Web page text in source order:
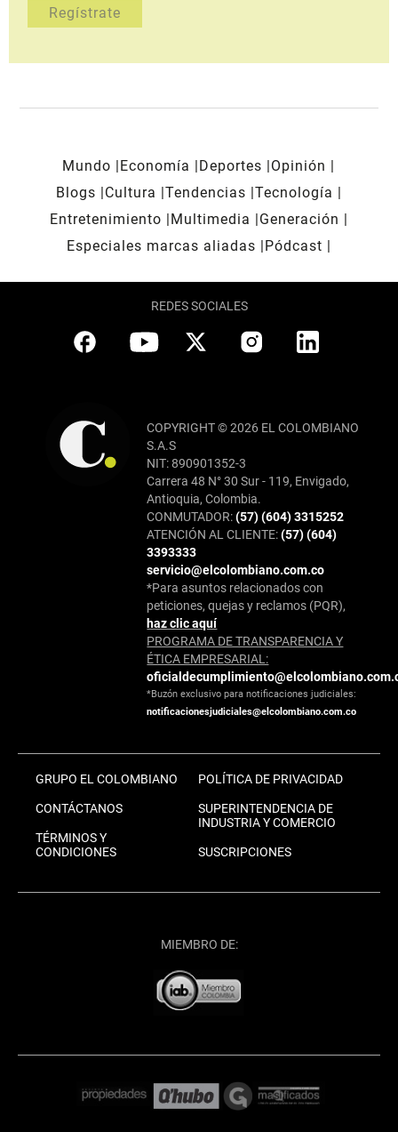
Mundo Economía Deportes
Opinión
Blogs
Cultura Tendencias Tecnología
Entretenimiento
Multimedia
Generación
Especiales marcas aliadas
Pódcast
REDES SOCIALES
COPYRIGHT © 2026 EL COLOMBIANO
S.A.S
NIT: 890901352-3
Carrera 48 N° 30 Sur - 119, Envigado,
Antioquia, Colombia.
CONMUTADOR:(57) (604) 3315252
ATENCIÓN AL CLIENTE:(57) (604)
3393333
servicio@elcolombiano.com.co
*Para asuntos relacionados con
peticiones, quejas y reclamos (PQR),
haz clic aquí
PROGRAMA DE TRANSPARENCIA Y
ÉTICA EMPRESARIAL:
*Buzón exclusivo para notificaciones judiciales:
notificacionesjudiciales@elcolombiano.com.co
GRUPO EL COLOMBIANO
CONTÁCTANOS
TÉRMINOS Y
CONDICIONES
POLÍTICA DE PRIVACIDAD
SUPERINTENDENCIA DE
INDUSTRIA Y COMERCIO
SUSCRIPCIONES
MIEMBRO DE: